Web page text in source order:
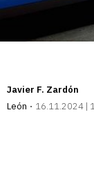
Javier F. Zardón
León
16.11.2024 |